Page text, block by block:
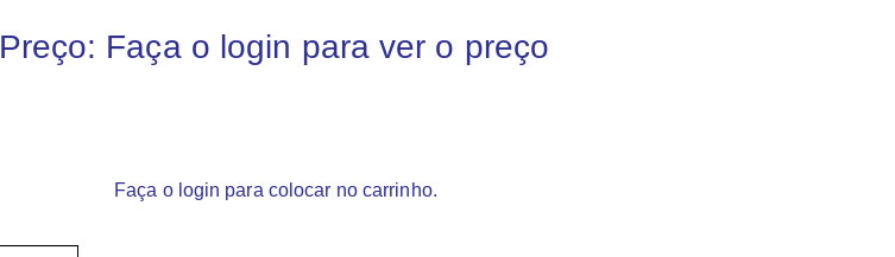
Preço: Faça o login para ver o preço
Faça o login para colocar no carrinho.